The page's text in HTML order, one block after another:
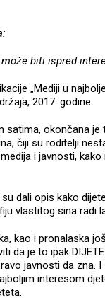
biti ispred
„Mediji u
2017. godine
satima, okončana je
čiji su roditelji
i javnosti,
dali opis kako
vlastitog sina radi
kao i pronalaska
da je to ipak
javnosti da zna.
interesom